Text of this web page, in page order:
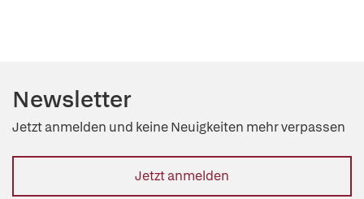
Newsletter
Jetzt anmelden und keine Neuigkeiten mehr verpassen
Jetzt anmelden